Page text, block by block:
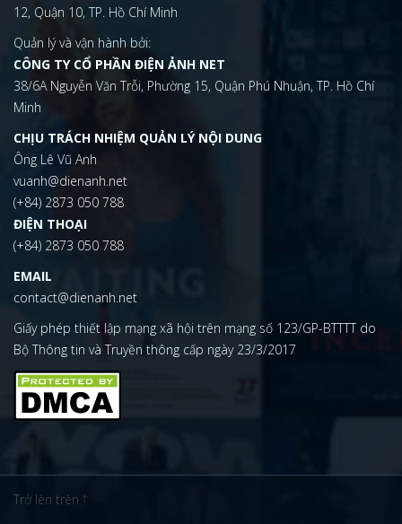
12, Quận 10, TP. Hồ Chí Minh
Quản lý và vận hành bởi:
CÔNG TY CỔ PHẦN ĐIỆN ẢNH NET
38/6A Nguyễn Văn Trỗi, Phường 15, Quận Phú Nhuận, TP. Hồ Chí
Minh
CHỊU TRÁCH NHIỆM QUẢN LÝ NỘI DUNG
Ông Lê Vũ Anh
vuanh@dienanh.net
(+84) 2873 050 788
ĐIỆN THOẠI
(+84) 2873 050 788
EMAIL
contact@dienanh.net
Giấy phép thiết lập mạng xã hội trên mạng số 123/GP-BTTTT do
Bộ Thông tin và Truyền thông cấp ngày 23/3/2017
Trở lên trên